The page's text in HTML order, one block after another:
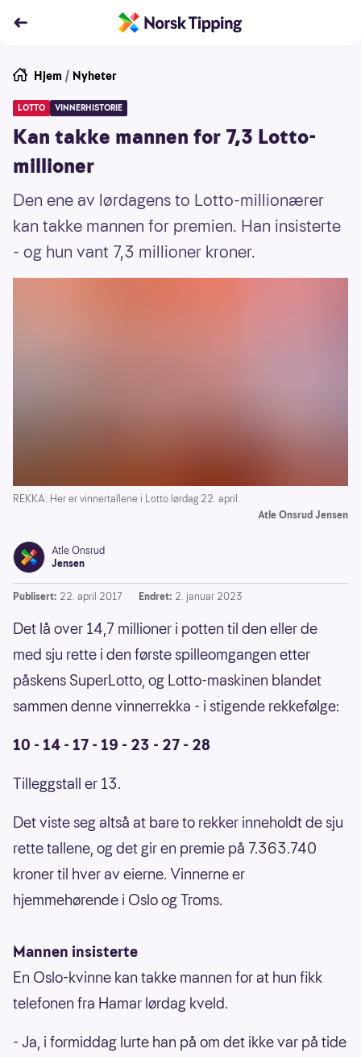
Hjem / Nyheter
LOTTO VINNERHISTORIE
Kan takke mannen for 7,3 Lotto-
millioner
Den ene av lørdagens to Lotto-millionærer
kan takke mannen for premien. Han insisterte
- og hun vant 7,3 millioner kroner.
REKKA: Her er vinnertallene i Lotto lørdag 22. april.
Atle Onsrud Jensen
Atle Onsrud
Jensen
Publisert: 22. april 2017 Endret: 2. januar 2023
Det lå over 14,7 millioner i potten til den eller de
med sju rette i den første spilleomgangen etter
påskens SuperLotto, og Lotto-maskinen blandet
sammen denne vinnerrekka - i stigende rekkefølge:
10 - 14 - 17 - 19 - 23 - 27 - 28
Tilleggstall er 13.
Det viste seg altså at bare to rekker inneholdt de sju
rette tallene, og det gir en premie på 7.363.740
kroner til hver av eierne. Vinnerne er
hjemmehørende i Oslo og Troms.
Mannen insisterte
En Oslo-kvinne kan takke mannen for at hun fikk
telefonen fra Hamar lørdag kveld.
- Ja, i formiddag lurte han på om det ikke var på tide